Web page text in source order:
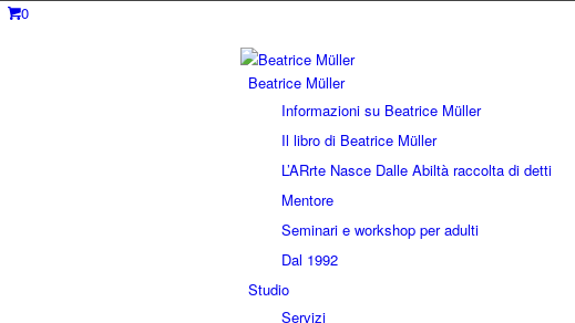
0
Beatrice Müller
Informazioni su Beatrice Müller
Il libro di Beatrice Müller
L’ARrte Nasce Dalle Abiltà raccolta di detti
Mentore
Seminari e workshop per adulti
Dal 1992
Studio
Servizi